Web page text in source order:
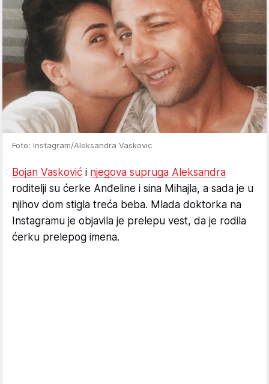
Foto: Instagram/Aleksandra Vaskovic
Bojan Vasković i njegova supruga Aleksandra
roditelji su ćerke Anđeline i sina Mihajla, a sada je u
njihov dom stigla treća beba. Mlada doktorka na
Instagramu je objavila je prelepu vest, da je rodila
ćerku prelepog imena.